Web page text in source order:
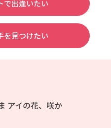
で出逢いたい
を見つけたい